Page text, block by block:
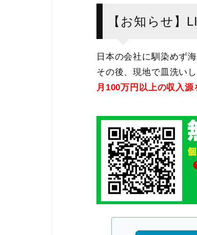
【お知らせ】
日本の会社に馴染めず
その後、現地で皿洗い
月100万円以上の収入源